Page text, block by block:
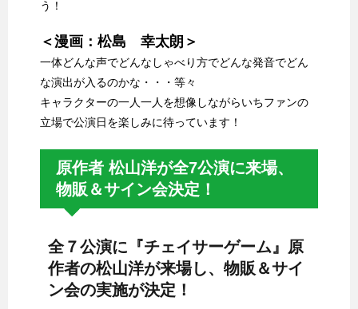
う！
＜漫画：松島 幸太朗＞
一体どんな声でどんなしゃべり方でどんな発音でどん
な演出が入るのかな・・・等々
キャラクターの一人一人を想像しながらいちファンの
立場で公演日を楽しみに待っています！
原作者 松山洋が全7公演に来場、
物販＆サイン会決定！
全７公演に『チェイサーゲーム』原
作者の松山洋が来場し、物販＆サイ
ン会の実施が決定！